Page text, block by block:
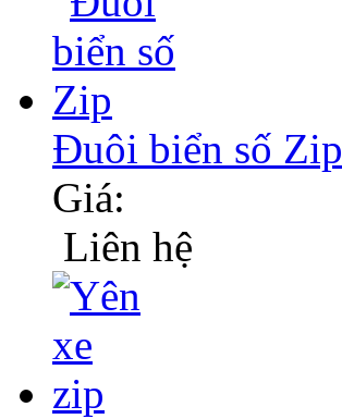
Đuôi biển số Zip
Giá:
Liên hệ